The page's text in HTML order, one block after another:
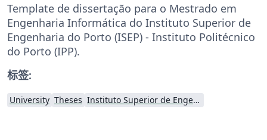
Template de dissertação para o Mestrado em
Engenharia Informática do Instituto Superior de
Engenharia do Porto (ISEP) - Instituto Politécnico
do Porto (IPP).
标签:
University Theses Instituto Superior de Engenharia do Porto